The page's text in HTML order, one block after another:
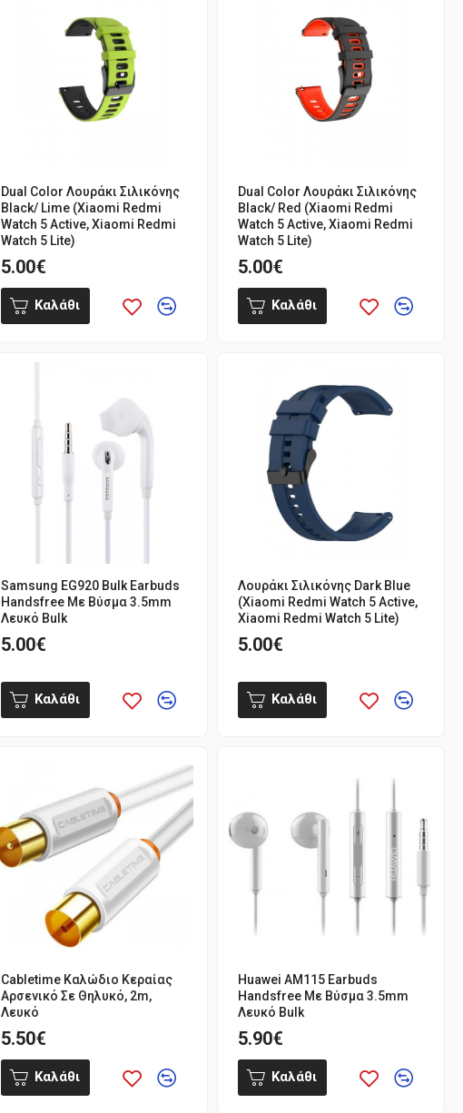
Dual Color Λουράκι Σιλικόνης
Black/ Lime (Xiaomi Redmi
Watch 5 Active, Xiaomi Redmi
Watch 5 Lite)
5.00€
Καλάθι
Dual Color Λουράκι Σιλικόνης
Black/ Red (Xiaomi Redmi
Watch 5 Active, Xiaomi Redmi
Watch 5 Lite)
5.00€
Καλάθι
Samsung EG920 Bulk Earbuds
Handsfree Με Βύσμα 3.5mm
Λευκό Bulk
5.00€
Καλάθι
Λουράκι Σιλικόνης Dark Blue
(Xiaomi Redmi Watch 5 Active,
Xiaomi Redmi Watch 5 Lite)
5.00€
Καλάθι
Cabletime Καλώδιο Κεραίας
Αρσενικό Σε Θηλυκό, 2m,
Λευκό
5.50€
Καλάθι
Huawei AM115 Earbuds
Handsfree Με Βύσμα 3.5mm
Λευκό Bulk
5.90€
Καλάθι